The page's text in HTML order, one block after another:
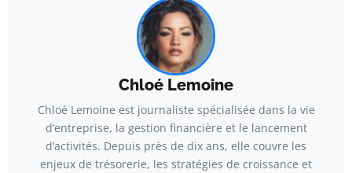
Chloé Lemoine
Chloé Lemoine est journaliste spécialisée dans la vie
d’entreprise, la gestion financière et le lancement
d’activités. Depuis près de dix ans, elle couvre les
enjeux de trésorerie, les stratégies de croissance et